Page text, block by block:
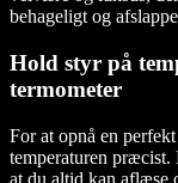
behageligt og
Hold styr på
termometer
For at opnå en
temperaturen præcist.
at du altid kan aflæse